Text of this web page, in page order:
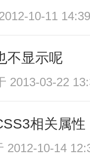
10-11 14:39
不显示呢
2013-03-22
相关属性
2012-10-14